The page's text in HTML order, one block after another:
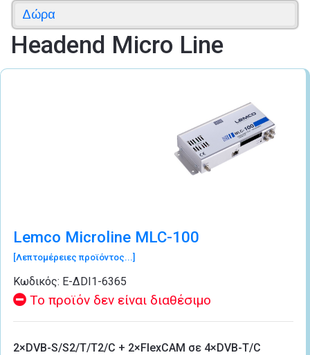
Δώρα
Headend Micro Line
Lemco Microline MLC-100
[Λεπτομέρειες προϊόντος...]
Κωδικός: Ε-ΔDΙ1-6365
Το προϊόν δεν είναι διαθέσιμο
2×DVB-S/S2/T/T2/C + 2×FlexCAM σε 4×DVB-T/C